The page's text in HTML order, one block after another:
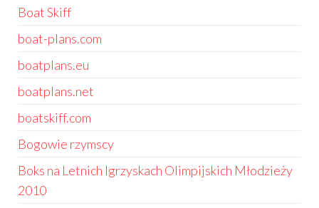
Boat Skiff
boat-plans.com
boatplans.eu
boatplans.net
boatskiff.com
Bogowie rzymscy
Boks na Letnich Igrzyskach Olimpijskich Młodzieży
2010